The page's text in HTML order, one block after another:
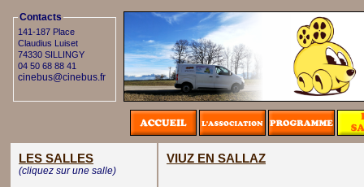
Contacts
141-187 Place
Claudius Luiset
74330 SILLINGY
04 50 68 88 41
cinebus@cinebus.fr
LES SALLES
(cliquez sur une salle)
VIUZ EN SALLAZ